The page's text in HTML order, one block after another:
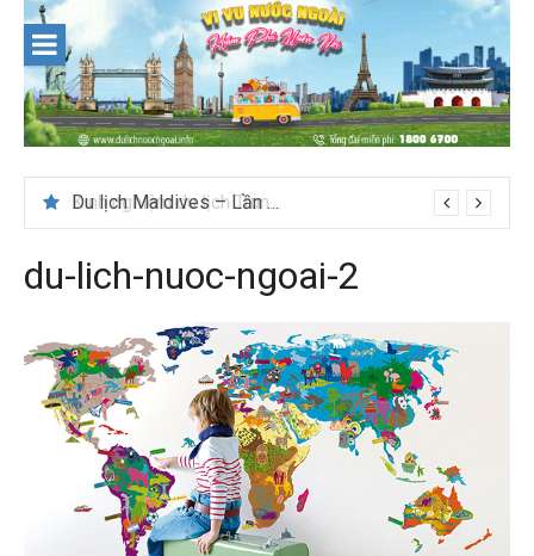
content
Du lịch Maldives – Lần đầu nên đi đâu, chơi gì?
du-lich-nuoc-ngoai-2